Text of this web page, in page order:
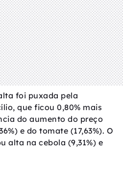
foi puxada pela
que ficou 0,80% mais
do aumento do preço
e do tomate (17,63%). O
alta na cebola (9,31%) e